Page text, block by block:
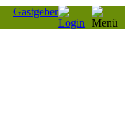
Gastgeber